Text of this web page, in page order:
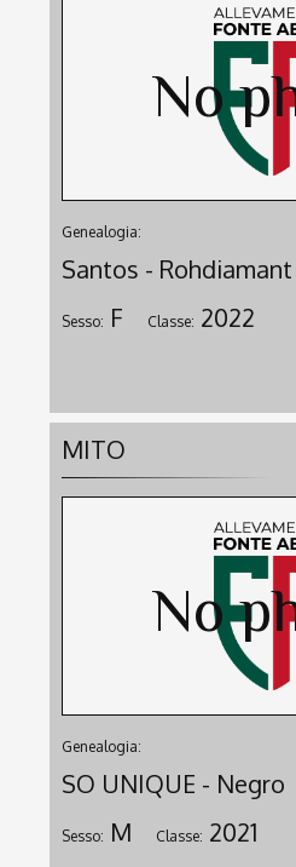
Genealogia:
Santos - Rohdiamant
Sesso: F Classe: 2022
MITO
Genealogia:
SO UNIQUE - Negro
Sesso: M Classe: 2021